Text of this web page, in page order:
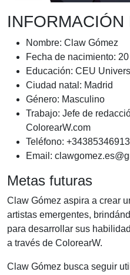
Nombre: Claw Gómez
Fecha de nacimiento:
Educación: CEU
Ciudad natal: Madrid
Género: Masculino
Trabajo: Jefe de
ColorearW.com
Teléfono: +34385346913
Email:
Metas futuras
Claw Gómez aspira a crear
artistas emergentes,
para desarrollar sus
a través de ColorearW.
Claw Gómez busca seguir